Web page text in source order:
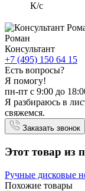
К/с
Роман
Консультант
+7 (495) 150 64 15
Есть вопросы?
Я помогу!
пн-пт с 9:00 до
Я разбираюсь в
свяжемся.
Заказать звонок
Этот товар из
Ручные дисковые
Похожие товары